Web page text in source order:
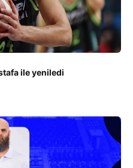
ile yeniledi